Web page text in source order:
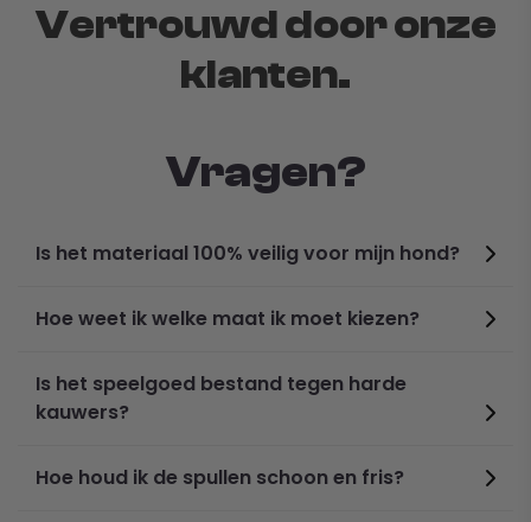
Materiaal: Spandex
Afdrukken: Paw Print, Regenboog, Grijze Kat, Bottenprint,
Maat: S, M, L, XL
Vertrouwd door onze
klanten.
Vragen?
Is het materiaal 100% veilig voor mijn hond?
Hoe weet ik welke maat ik moet kiezen?
Is het speelgoed bestand tegen harde
kauwers?
Hoe houd ik de spullen schoon en fris?